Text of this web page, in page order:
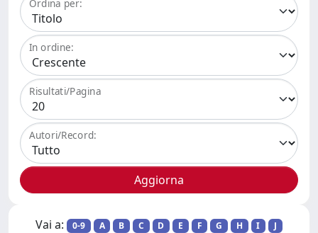
Ordina per:
In ordine:
Risultati/Pagina
Autori/Record:
Vai a: 0-9 A B C D E F G H I
J